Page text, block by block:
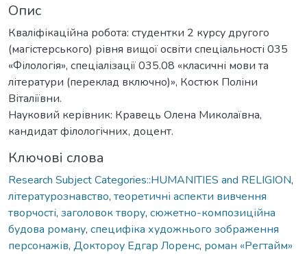
Опис
Кваліфікаційна робота: студентки 2 курсу другого
(магістерського) рівня вищої освіти спеціальності 035
«Філологія», спеціалізації 035.08 «класичні мови та
літератури (переклад включно)», Костюк Поліни
Віталіївни.
Науковий керівник: Кравець Олена Миколаївна,
кандидат філологічних, доцент.
Ключові слова
Research Subject Categories::HUMANITIES and RELIGION,
літературознавство, теоретичні аспекти вивчення
творчості, заголовок твору, сюжетно-композиційна
будова роману, специфіка художнього зображення
персонажів, Доктороу Едгар Лоренс, роман «Регтайм»